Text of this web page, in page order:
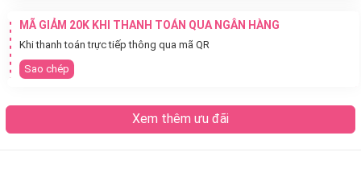
MÃ GIẢM 20K KHI THANH TOÁN QUA NGÂN HÀNG
Khi thanh toán trực tiếp thông qua mã QR
Sao chép
Xem thêm ưu đãi